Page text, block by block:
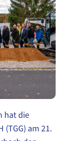
hat die
am 21.